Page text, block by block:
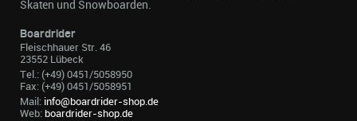
Skaten und Snowboarden.
Boardrider
Fleischhauer Str. 46
23552 Lübeck
Tel.: (+49) 0451/5058950
Fax: (+49) 0451/5058951
Mail: info@boardrider-shop.de
Web: boardrider-shop.de